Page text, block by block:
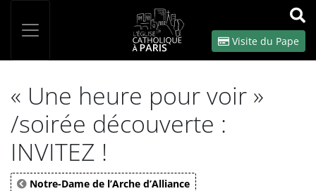
OK
Visite du Pape
« Une heure pour voir »
/soirée découverte :
INVITEZ !
Notre-Dame de l’Arche d’Alliance
Panneau de gestion des cookies